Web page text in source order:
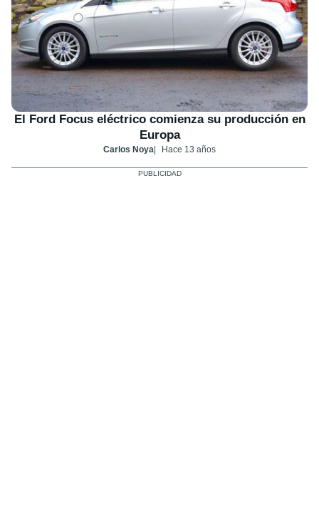
El Ford Focus eléctrico comienza su producción en
Europa
Carlos Noya Hace 13 años